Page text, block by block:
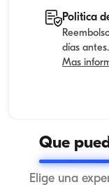
Politica
días antes.
Mas
Que
Elige una